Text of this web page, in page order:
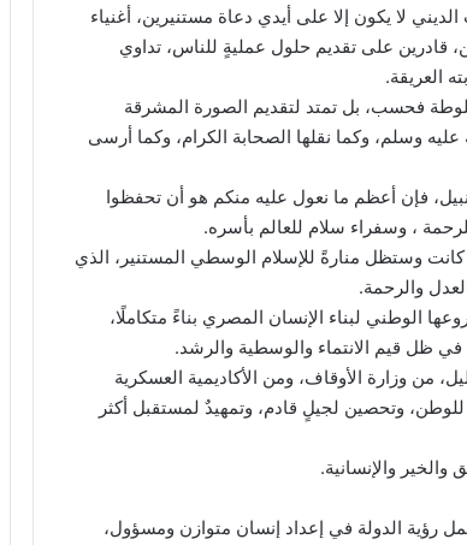
لا يكون إلا على أيدي دعاة مستنيرين، أغنياء
قادرين على تقديم حلول عمليةٍ للناس، تداوي
العريقة.
فحسب، بل تمتد لتقديم الصورة المشرقة
وسلم، وكما نقلها الصحابة الكرام، وكما أرسى
فإن أعظم ما نعول عليه منكم هو أن تحفظوا
، وسفراء سلام للعالم بأسره.
كانت وستظل منارةً للإسلام الوسطي المستنير، الذي
والرحمة.
الوطني لبناء الإنسان المصري بناءً متكاملًا،
ظل قيم الانتماء والوسطية والرشد.
من وزارة الأوقاف، ومن الأكاديمية العسكرية
وتحصين لجيلٍ قادم، وتمهيدٌ لمستقبل أكثر
والإنسانية.
رؤية الدولة في إعداد إنسان متوازن ومسؤول،